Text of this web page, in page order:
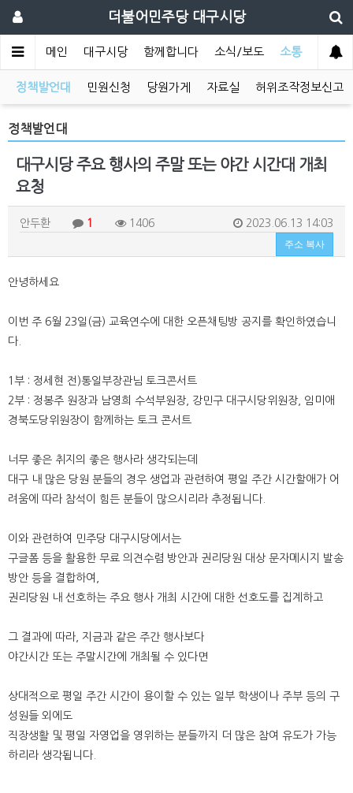
더불어민주당 대구시당
메인 대구시당 함께합니다 소식/보도 소통
정책발언대 민원신청 당원가게 자료실 허위조작정보신고
정책발언대
대구시당 주요 행사의 주말 또는 야간 시간대 개최
요청
안두환 1 1406
2023.06.13 14:03
주소 복사
안녕하세요
이번 주 6월 23일(금) 교육연수에 대한 오픈채팅방 공지를 확인하였습니
다.
1부 : 정세현 전)통일부장관님 토크콘서트
2부 : 정봉주 원장과 남영희 수석부원장, 강민구 대구시당위원장, 임미애
경북도당위원장이 함께하는 토크 콘서트
너무 좋은 취지의 좋은 행사라 생각되는데
대구 내 많은 당원 분들의 경우 생업과 관련하여 평일 주간 시간할애가 어
려움에 따라 참석이 힘든 분들이 많으시리라 추정됩니다.
이와 관련하여 민주당 대구시당에서는
구글폼 등을 활용한 무료 의견수렴 방안과 권리당원 대상 문자메시지 발송
방안 등을 결합하여,
권리당원 내 선호하는 주요 행사 개최 시간에 대한 선호도를 집계하고
그 결과에 따라, 지금과 같은 주간 행사보다
야간시간 또는 주말시간에 개최될 수 있다면
상대적으로 평일 주간 시간이 용이할 수 있는 일부 학생이나 주부 등의 구
성원들 외에도
직장생활 및 평일 자영업을 영위하는 분들까지 더 많은 참여 유도가 가능
하리라 생각됩니다.